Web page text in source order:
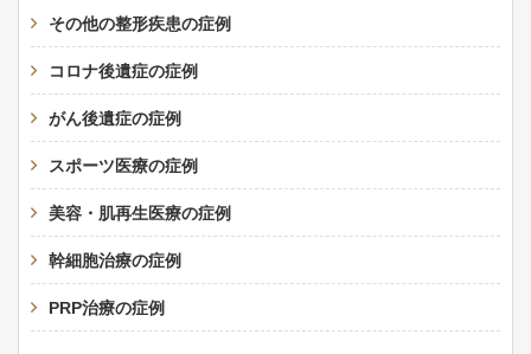
その他の整形疾患の症例
コロナ後遺症の症例
がん後遺症の症例
スポーツ医療の症例
美容・肌再生医療の症例
幹細胞治療の症例
PRP治療の症例